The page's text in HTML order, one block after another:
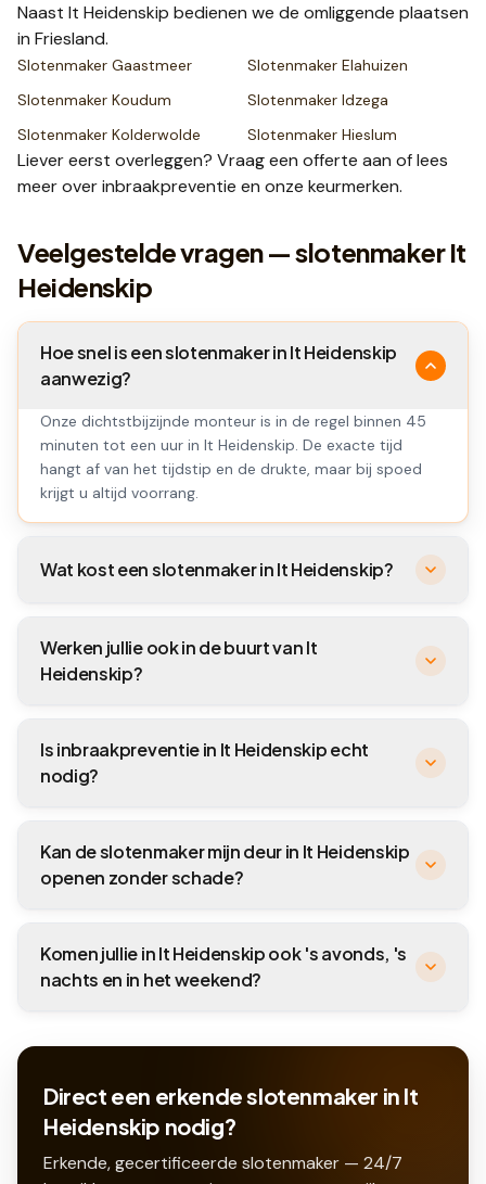
Naast It Heidenskip bedienen we de omliggende plaatsen
in Friesland.
Slotenmaker Gaastmeer Slotenmaker Elahuizen
Slotenmaker Koudum Slotenmaker Idzega
Slotenmaker Kolderwolde Slotenmaker Hieslum
Liever eerst overleggen? Vraag een offerte aan of lees
meer overinbraakpreventie en onze keurmerken.
Veelgestelde vragen — slotenmaker It
Heidenskip
Hoe snel is een slotenmaker in It Heidenskip
aanwezig?
Onze dichtstbijzijnde monteur is in de regel binnen 45
minuten tot een uur in It Heidenskip. De exacte tijd
hangt af van het tijdstip en de drukte, maar bij spoed
krijgt u altijd voorrang.
Wat kost een slotenmaker in It Heidenskip?
Werken jullie ook in de buurt van It
Heidenskip?
Is inbraakpreventie in It Heidenskip echt
nodig?
Kan de slotenmaker mijn deur in It Heidenskip
openen zonder schade?
Komen jullie in It Heidenskip ook 's avonds, 's
nachts en in het weekend?
Direct een erkende slotenmaker in It
Heidenskip nodig?
Erkende, gecertificeerde slotenmaker — 24/7